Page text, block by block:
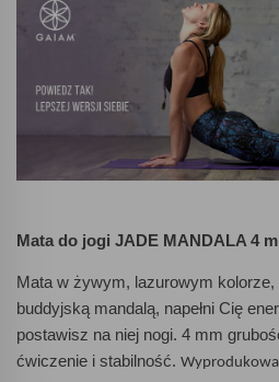
Mata do jogi JADE MANDALA 4
Mata w żywym, lazurowym
buddyjską mandalą, napełni Cię
postawisz na niej nogi. 4 mm
ćwiczenie i stabilność.